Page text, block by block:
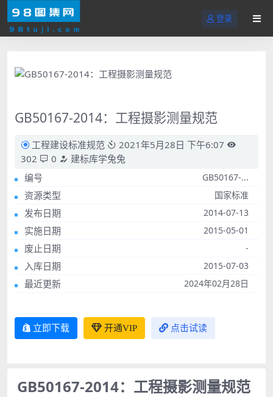
登录
GB50167-2014：工程摄影测量规范
工程建设标准规范
2021年5月28日 下午6:07
302
0
建标库学兔兔
编号
GB50167-...
资源类型 国家标准
发布日期 2014-07-13
实施日期 2015-05-01
废止日期 -
入库日期 2015-07-03
最近更新 2024年02月28日
立即下载 开通VIP 点击试读
GB50167-2014：工程摄影测量规范